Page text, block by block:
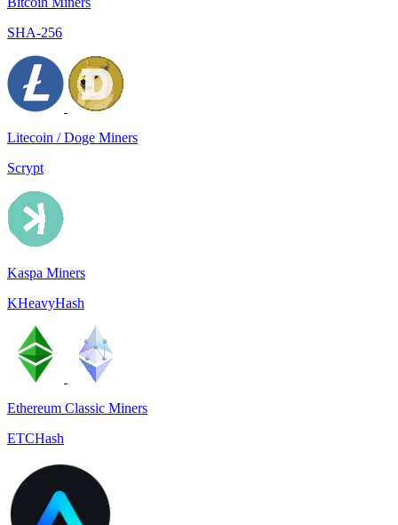
SHA-256
Litecoin / Doge Miners
Scrypt
Kaspa Miners
KHeavyHash
Ethereum Classic Miners
ETCHash